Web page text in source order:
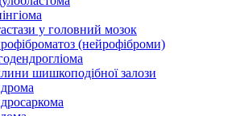
у головний мозок
(нейрофіброми)
шишкоподібної залози